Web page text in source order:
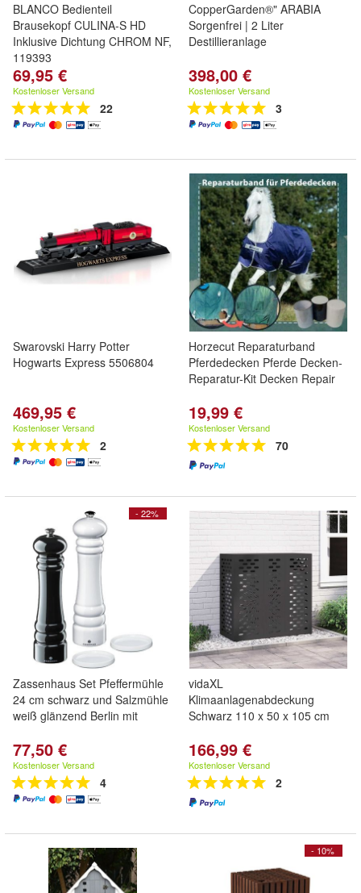
BLANCO Bedienteil
Brausekopf CULINA-S HD
Inklusive Dichtung CHROM NF,
119393
69,95 €
Kostenloser Versand
22
CopperGarden®" ARABIA
Sorgenfrei | 2 Liter
Destillieranlage
398,00 €
Kostenloser Versand
3
Swarovski Harry Potter
Hogwarts Express 5506804
469,95 €
Kostenloser Versand
2
Horzecut Reparaturband
Pferdedecken Pferde Decken-
Reparatur-Kit Decken Repair
19,99 €
Kostenloser Versand
70
- 22%
Zassenhaus Set Pfeffermühle
24 cm schwarz und Salzmühle
weiß glänzend Berlin mit
77,50 €
Kostenloser Versand
4
vidaXL
Klimaanlagenabdeckung
Schwarz 110 x 50 x 105 cm
166,99 €
Kostenloser Versand
2
- 10%